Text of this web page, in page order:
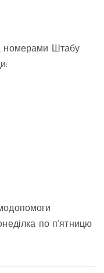
номерами Штабу
по п’ятницю